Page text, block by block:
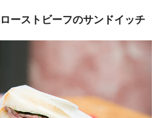
ーストビーフのサンドイッチ